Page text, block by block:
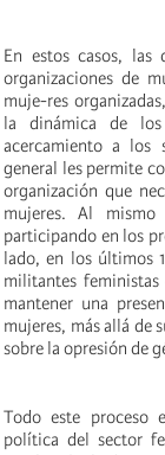
En estos casos, las
organizaciones de
muje-res
la dinámica de
acercamiento a los
general les permite
organización que
mujeres. Al
participando en los
lado, en los últimos
militantes
mantener una
mujeres, más allá de
sobre la opresión de
Todo este proceso
política del sector